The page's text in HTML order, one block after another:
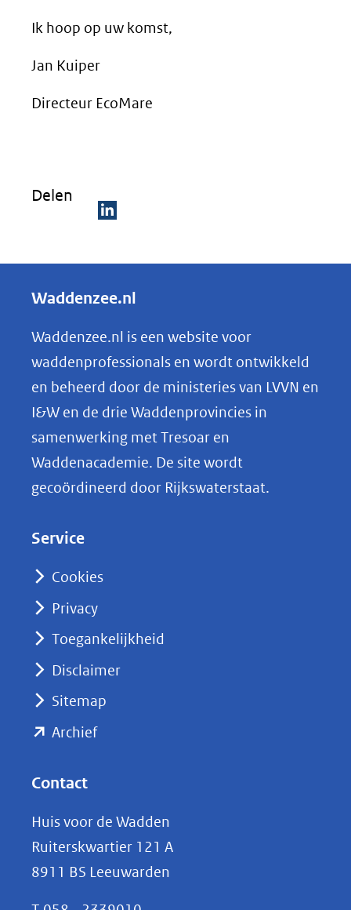
Ik hoop op uw komst,
Jan Kuiper
Directeur EcoMare
Delen
e
e
n
o
p
k
e
nieuw
naar
Waddenzee.nl
Waddenzee.nl is een website voor
waddenprofessionals en wordt ontwikkeld
en beheerd door de ministeries van LVVN en
I&W en de drie Waddenprovincies in
samenwerking met Tresoar en
Waddenacademie. De site wordt
gecoördineerd door Rijkswaterstaat.
Service
Cookies
Privacy
Toegankelijkheid
Disclaimer
Sitemap
Archief(opent
(verwijst
naar
een
Contact
Huis voor de Wadden
Ruiterskwartier 121 A
8911 BS Leeuwarden